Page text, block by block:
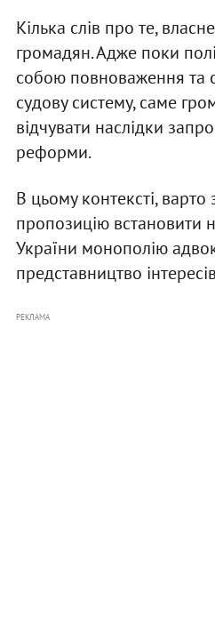
Кілька слів про те,
громадян. Адже поки
собою повноваження та
судову систему, саме
відчувати наслідки
реформи.
В цьому контексті,
пропозицію встановити
України монополію
представництво
РЕКЛАМА